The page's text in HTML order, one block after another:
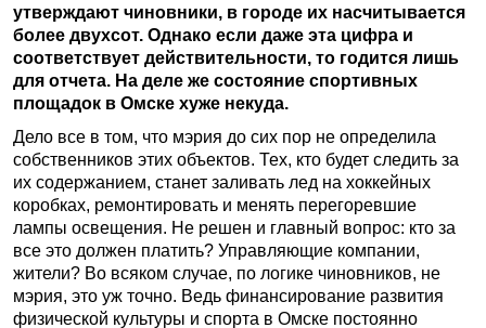
утверждают чиновники, в городе их насчитывается
более двухсот. Однако если даже эта цифра и
соответствует действительности, то годится лишь
для отчета. На деле же состояние спортивных
площадок в Омске хуже некуда.
Дело все в том, что мэрия до сих пор не определила
собственников этих объектов. Тех, кто будет следить за
их содержанием, станет заливать лед на хоккейных
коробках, ремонтировать и менять перегоревшие
лампы освещения. Не решен и главный вопрос: кто за
все это должен платить? Управляющие компании,
жители? Во всяком случае, по логике чиновников, не
мэрия, это уж точно. Ведь финансирование развития
физической культуры и спорта в Омске постоянно